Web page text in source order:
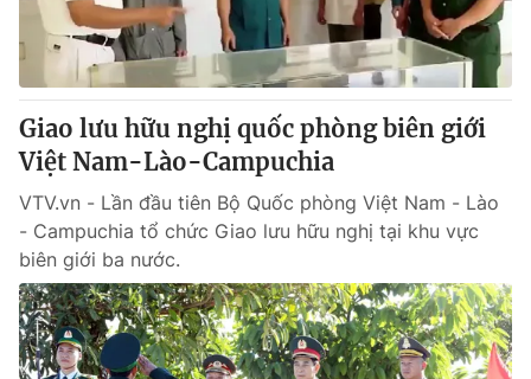
Giao lưu hữu nghị quốc phòng biên giới
Việt Nam-Lào-Campuchia
VTV.vn - Lần đầu tiên Bộ Quốc phòng Việt Nam - Lào
- Campuchia tổ chức Giao lưu hữu nghị tại khu vực
biên giới ba nước.